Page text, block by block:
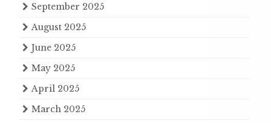
September 2025
August 2025
June 2025
May 2025
April 2025
March 2025